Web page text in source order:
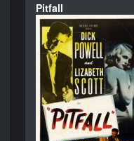
Pitfall